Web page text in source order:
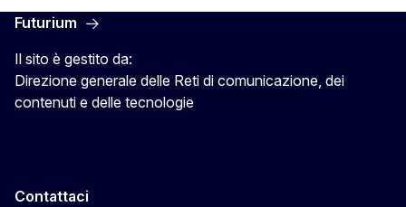
Futurium
Il sito è gestito da:
Direzione generale delle Reti di comunicazione, dei
contenuti e delle tecnologie
Contattaci